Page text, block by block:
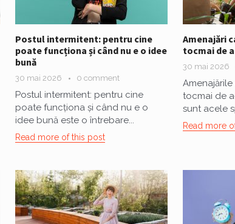
Postul intermitent: pentru cine
poate funcționa și când nu e o idee
bună
30 mai 2026 0 comment
Postul intermitent: pentru cine
poate funcționa și când nu e o
idee bună este o întrebare...
Read more of this post
Amenajări
tocmai de
30 mai 2026
tocmai de
sunt acele
Read more